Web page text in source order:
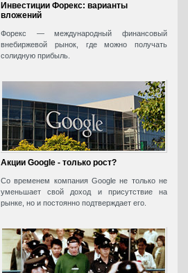
Инвестиции Форекс: варианты
вложений
Форекс — международный финансовый
внебиржевой рынок, где можно получать
солидную прибыль.
Акции Google - только рост?
Со временем компания Google не только не
уменьшает свой доход и присутствие на
рынке, но и постоянно подтверждает его.